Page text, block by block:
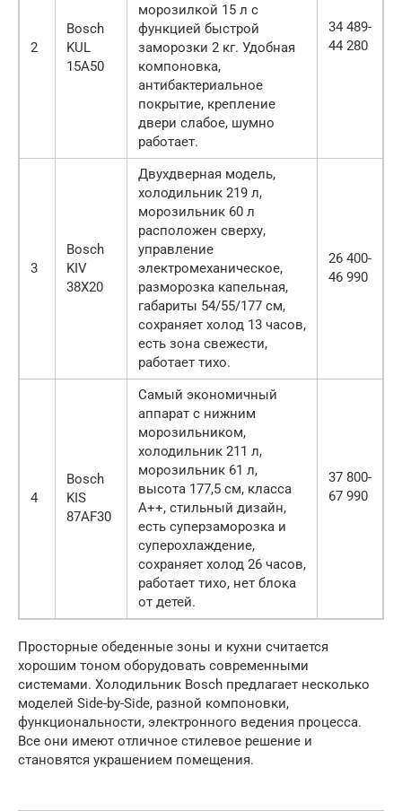
2
Bosch
KUL
15A50
морозилкой 15 л с
функцией быстрой
заморозки 2 кг. Удобная
компоновка,
антибактериальное
покрытие, крепление
двери слабое, шумно
работает.
34 489-
44 280
3
Bosch
KIV
38X20
Двухдверная модель,
холодильник 219 л,
морозильник 60 л
расположен сверху,
управление
электромеханическое,
разморозка капельная,
габариты 54/55/177 см,
сохраняет холод 13 часов,
есть зона свежести,
работает тихо.
26 400-
46 990
4
Bosch
KIS
87AF30
Самый экономичный
аппарат с нижним
морозильником,
холодильник 211 л,
морозильник 61 л,
высота 177,5 см, класса
А++, стильный дизайн,
есть суперзаморозка и
суперохлаждение,
сохраняет холод 26 часов,
работает тихо, нет блока
от детей.
37 800-
67 990
Просторные обеденные зоны и кухни считается
хорошим тоном оборудовать современными
системами. Холодильник Bosch предлагает несколько
моделей Side-by-Side, разной компоновки,
функциональности, электронного ведения процесса.
Все они имеют отличное стилевое решение и
становятся украшением помещения.